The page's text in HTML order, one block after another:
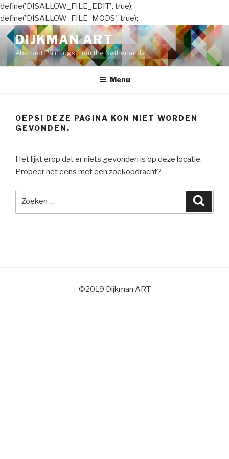
define('DISALLOW_FILE_EDIT', true);
define('DISALLOW_FILE_MODS', true);
Naar
de
inhoud
springen
DIJKMAN ART
Abstract Paintings from the Netherlands
Menu
OEPS! DEZE PAGINA KON NIET WORDEN
GEVONDEN.
Het lijkt erop dat er niets gevonden is op deze locatie.
Probeer het eens met een zoekopdracht?
©2019 Dijkman ART